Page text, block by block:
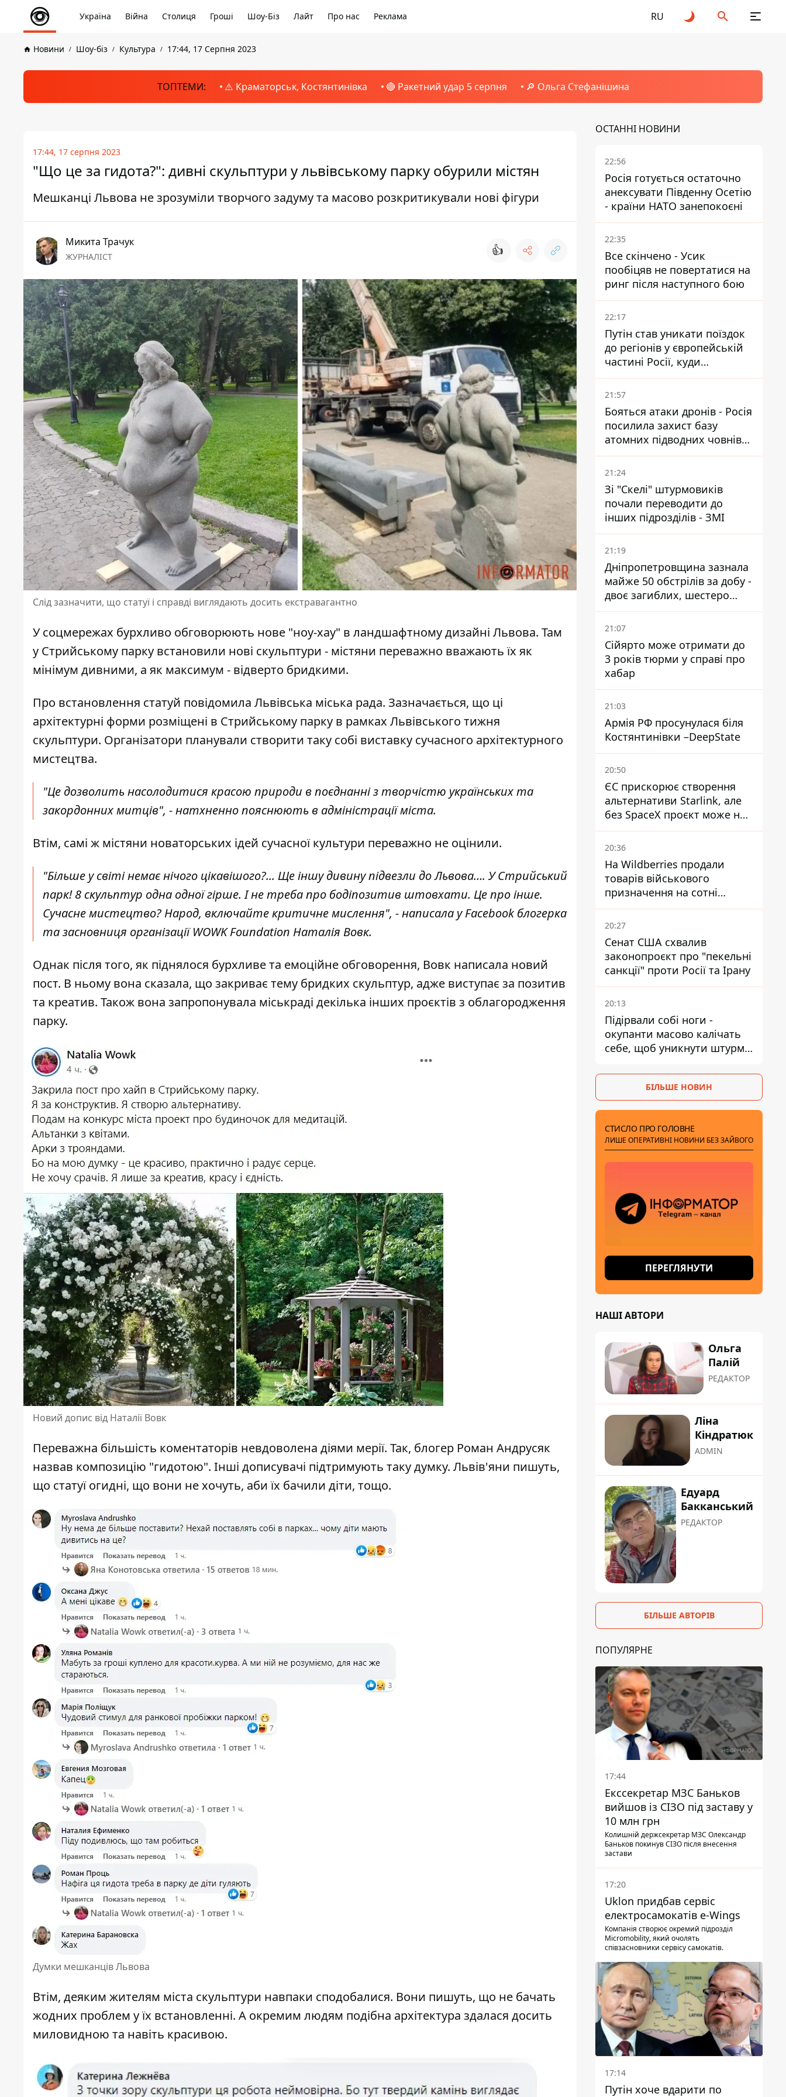
Україна Війна Столиця Гроші Шоу-Біз Лайт Про нас Реклама RU
Новини Шоу-біз Культура 17:44, 17 Серпня 2023
ТОПТЕМИ: ⚠️ Краматорськ, Костянтинівка 🔴 Ракетний удар 5 серпня 🔎 Ольга Стефанішина
17:44, 17 серпня 2023
"Що це за гидота?": дивні скульптури у львівському парку обурили містян
Мешканці Львова не зрозуміли творчого задуму та масово розкритикували нові фігури
Микита Трачук
ЖУРНАЛІСТ 👍
Слід зазначити, що статуї і справді виглядають досить екстравагантно
У соцмережах бурхливо обговорюють нове "ноу-хау" в ландшафтному дизайні Львова. Там
у Стрийському парку встановили нові скульптури - містяни переважно вважають їх як
мінімум дивними, а як максимум - відверто бридкими.
Про встановлення статуй повідомила Львівська міська рада. Зазначається, що ці
архітектурні форми розміщені в Стрийському парку в рамках Львівського тижня
скульптури. Організатори планували створити таку собі виставку сучасного архітектурного
мистецтва.
"Це дозволить насолодитися красою природи в поєднанні з творчістю українських та
закордонних митців", - натхненно пояснюють в адміністрації міста.
Втім, самі ж містяни новаторських ідей сучасної культури переважно не оцінили.
"Більше у світі немає нічого цікавішого?... Ще іншу дивину підвезли до Львова…. У Стрийський
парк! 8 скульптур одна одної гірше. І не треба про бодіпозитив штовхати. Це про інше.
Сучасне мистецтво? Народ, включайте критичне мислення", - написала у Facebook блогерка
та засновниця організації WOWK Foundation Наталія Вовк.
Однак після того, як піднялося бурхливе та емоційне обговорення, Вовк написала новий
пост. В ньому вона сказала, що закриває тему бридких скульптур, адже виступає за позитив
та креатив. Також вона запропонувала міськраді декілька інших проєктів з облагородження
парку.
Новий допис від Наталії Вовк
Переважна більшість коментаторів невдоволена діями мерії. Так, блогер Роман Андрусяк
назвав композицію "гидотою". Інші дописувачі підтримують таку думку. Львів'яни пишуть,
що статуї огидні, що вони не хочуть, аби їх бачили діти, тощо.
Думки мешканців Львова
Втім, деяким жителям міста скульптури навпаки сподобалися. Вони пишуть, що не бачать
жодних проблем у їх встановленні. А окремим людям подібна архітектура здалася досить
миловидною та навіть красивою.
ОСТАННІ НОВИНИ
22:56
Росія готується остаточно
анексувати Південну Осетію
- країни НАТО занепокоєні
22:35
Все скінчено - Усик
пообіцяв не повертатися на
ринг після наступного бою
22:17
Путін став уникати поїздок
до регіонів у європейській
частині Росії, куди
регулярно долітають дрони
21:57
Бояться атаки дронів - Росія
посилила захист базу
атомних підводних човнів
за 7400 км від України
21:24
Зі "Скелі" штурмовиків
почали переводити до
інших підрозділів - ЗМІ
21:19
Дніпропетровщина зазнала
майже 50 обстрілів за добу -
двоє загиблих, шестеро
постраждалих
21:07
Сійярто може отримати до
3 років тюрми у справі про
хабар
21:03
Армія РФ просунулася біля
Костянтинівки –DeepState
20:50
ЄС прискорює створення
альтернативи Starlink, але
без SpaceX проєкт може не
обійтися
20:36
На Wildberries продали
товарів військового
призначення на сотні
мільйонів, але удари ЗСУ
змінили ситуацію
20:27
Сенат США схвалив
законопроєкт про "пекельні
санкції" проти Росії та Ірану
20:13
Підірвали собі ноги -
окупанти масово калічать
себе, щоб уникнути штурмів
БІЛЬШЕ НОВИН
СТИСЛО ПРО ГОЛОВНЕ
ЛИШЕ ОПЕРАТИВНІ НОВИНИ БЕЗ ЗАЙВОГО
ПЕРЕГЛЯНУТИ
НАШІ АВТОРИ
Ольга
Палій
РЕДАКТОР
Ліна
Кіндратюк
ADMIN
Едуард
Бакканський
РЕДАКТОР
БІЛЬШЕ АВТОРІВ
ПОПУЛЯРНЕ
17:44
Екссекретар МЗС Баньков
вийшов із СІЗО під заставу у
10 млн грн
Колишній держсекретар МЗС Олександр
Баньков покинув СІЗО після внесення
застави
17:20
Uklon придбав сервіс
електросамокатів e-Wings
Компанія створює окремий підрозділ
Micromobility, який очолять
співзасновники сервісу самокатів.
17:14
Путін хоче вдарити по